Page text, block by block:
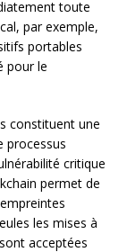
toute
par exemple,
portables
pour le
constituent une
processus
critique
permet de
les mises à
acceptées